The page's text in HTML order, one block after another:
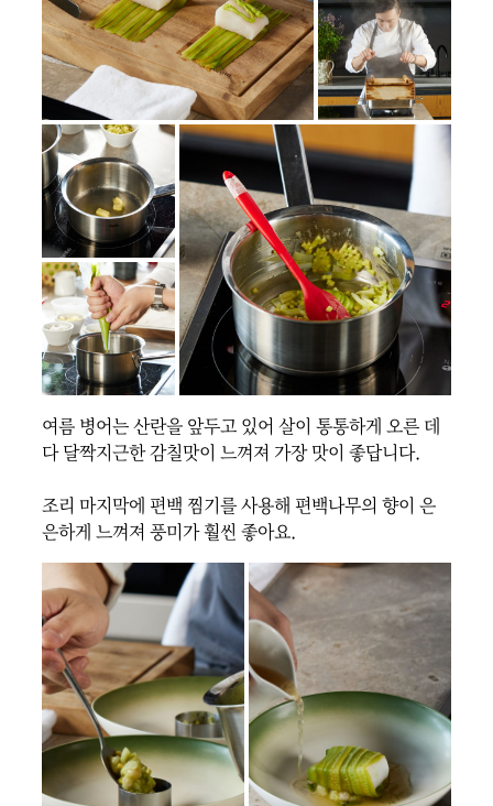
여름 병어는 산란을 앞두고 있어 살이 통통하게 오른 데
다 달짝지근한 감칠맛이 느껴져 가장 맛이 좋답니다.
조리 마지막에 편백 찜기를 사용해 편백나무의 향이 은
은하게 느껴져 풍미가 훨씬 좋아요.